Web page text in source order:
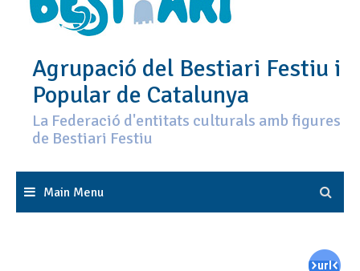
Agrupació del Bestiari Festiu i
Popular de Catalunya
La Federació d'entitats culturals amb figures
de Bestiari Festiu
Main Menu